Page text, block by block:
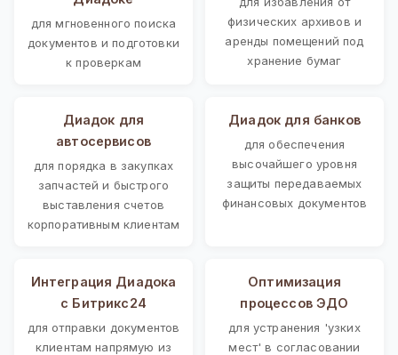
для мгновенного поиска
документов и подготовки
к проверкам
физических архивов и
аренды помещений под
хранение бумаг
Диадок для
автосервисов
для порядка в закупках
запчастей и быстрого
выставления счетов
корпоративным клиентам
Диадок для банков
для обеспечения
высочайшего уровня
защиты передаваемых
финансовых документов
Интеграция Диадока
с Битрикс24
для отправки документов
клиентам напрямую из
Оптимизация
процессов ЭДО
для устранения 'узких
мест' в согласовании